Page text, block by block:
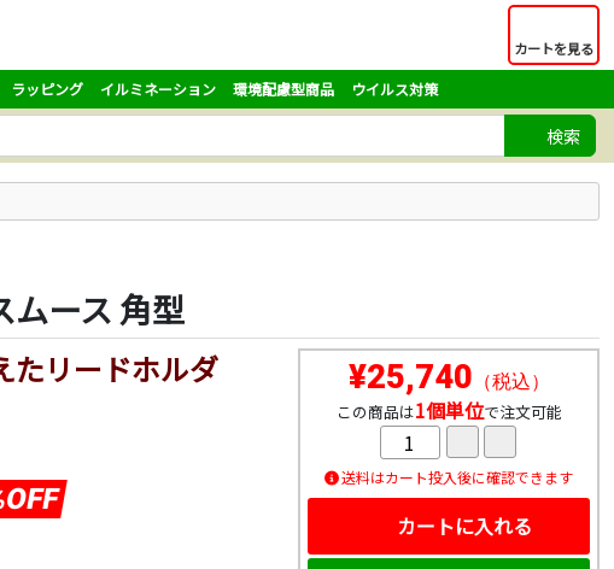
カートを見る
ラッピング イルミネーション 環境配慮型商品 ウイルス対策
検索
ース 角型
たリードホルダ
¥25,740 （税込）
この商品は1個単位で注文可能
送料はカート投入後に確認できます
カートに入れる